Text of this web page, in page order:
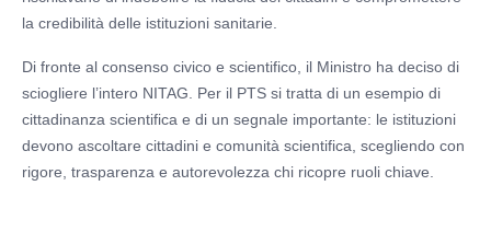
la credibilità delle istituzioni sanitarie.
Di fronte al consenso civico e scientifico, il Ministro ha deciso di
sciogliere l’intero NITAG. Per il PTS si tratta di un esempio di
cittadinanza scientifica e di un segnale importante: le istituzioni
devono ascoltare cittadini e comunità scientifica, scegliendo con
rigore, trasparenza e autorevolezza chi ricopre ruoli chiave.